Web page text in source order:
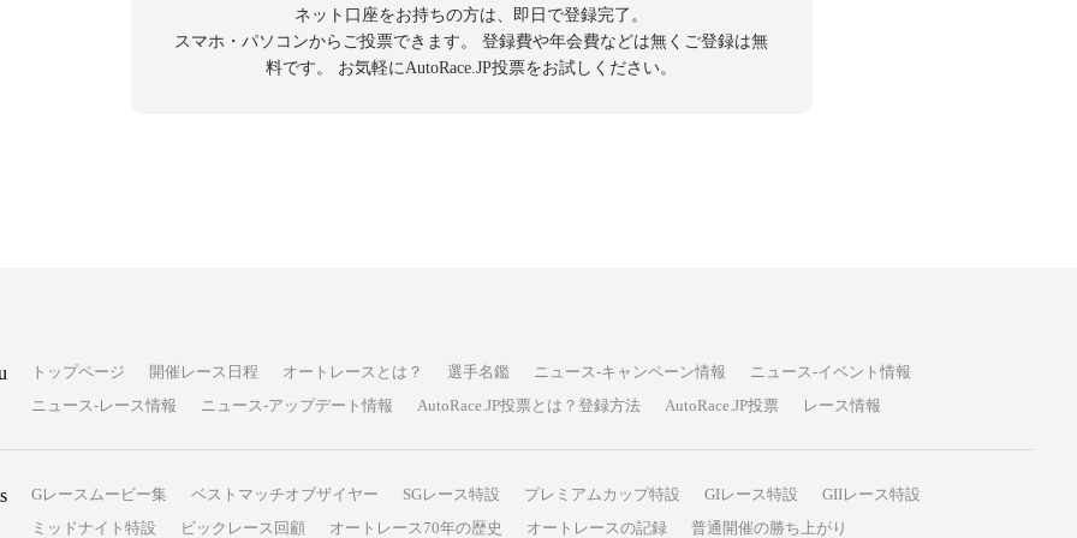
ネット口座をお持ちの方は、即日で登録完了。
スマホ・パソコンからご投票できます。
登録費や年会費などは無くご登録は無
料です。
お気軽にAutoRace.JP投票をお試しください。
トップページ 開催レース日程 オートレースとは？ 選手名鑑 ニュース-キャンペーン情報
ニュース-イベント情報
ニュース-レース情報
ニュース-アップデート情報 AutoRace.JP投票とは？登録方法 AutoRace.JP投票 レース情報
Gレースムービー集 ベストマッチオブザイヤー SGレース特設 プレミアムカップ特設 GIレース特設
GIIレース特設
ミッドナイト特設
ビックレース回顧 オートレース70年の歴史 オートレースの記録 普通開催の勝ち上がり